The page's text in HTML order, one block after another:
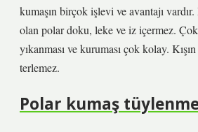
kumaşın birçok işlevi ve avantajı
olan polar doku, leke ve iz içermez.
yıkanması ve kuruması çok kolay.
terlemez.
Polar kumaş